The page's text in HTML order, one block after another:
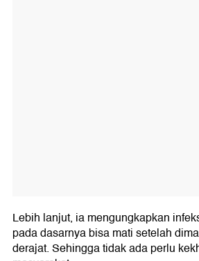
Lebih lanjut, ia mengungkapkan
pada dasarnya bisa mati setelah
derajat. Sehingga tidak ada perlu